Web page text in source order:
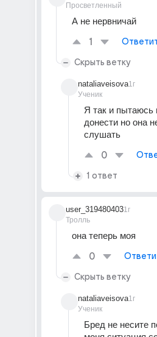
Просветленный
А не нервничай
1
Скрыть ветку
nataliaveisova
Ученик
1г
Я так и пытаюсь
донести но она
слушать
0
1 ответ
user_319480403
Тролль
1г
она теперь моя
0
Скрыть ветку
nataliaveisova
Ученик
1г
Бред не несите